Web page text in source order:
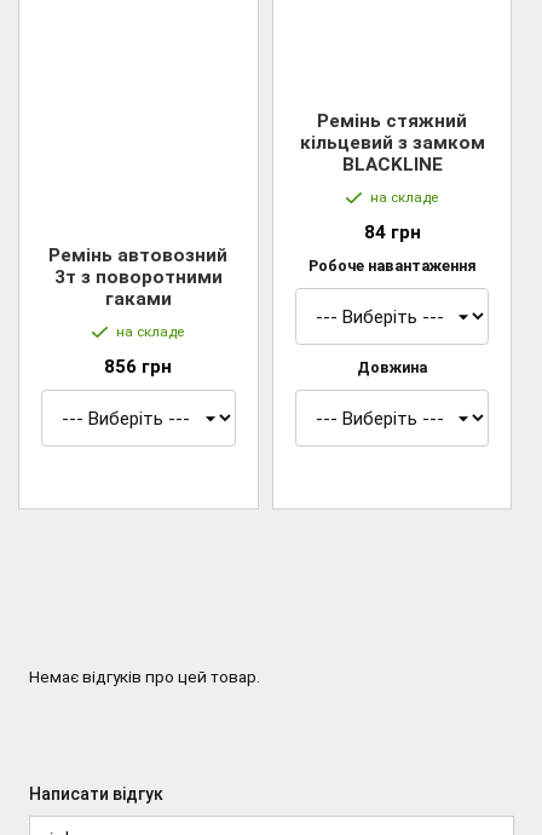
Ремінь автовозний
3т з поворотними
гаками
на складе
856 грн
Ремінь стяжний
кільцевий з замком
BLACKLINE
на складе
84 грн
Робоче навантаження
Довжина
Немає відгуків про цей товар.
Написати відгук